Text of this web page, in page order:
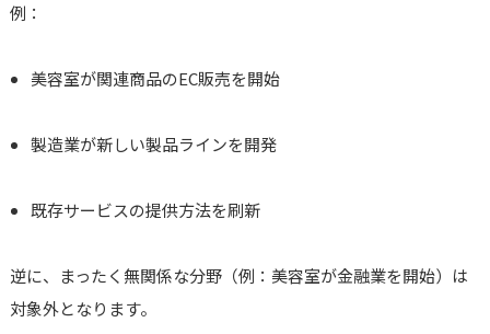
例：
美容室が関連商品のEC販売を開始
製造業が新しい製品ラインを開発
既存サービスの提供方法を刷新
逆に、まったく無関係な分野（例：美容室が金融業を開始）は
対象外となります。